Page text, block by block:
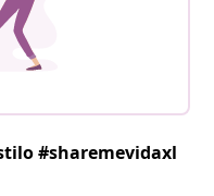
#sharemevidaxl